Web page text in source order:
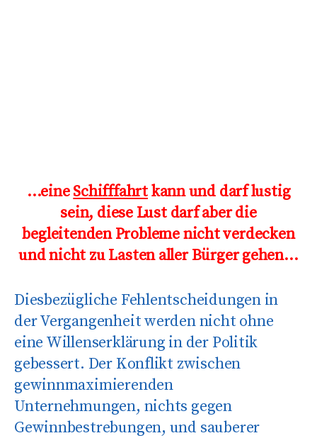
…eineSchifffahrtkann und darf lustig
sein, diese Lust darf aber die
begleitenden Probleme nicht verdecken
und nicht zu Lasten aller Bürger gehen…
Diesbezügliche Fehlentscheidungen in
der Vergangenheit werden nicht ohne
eine Willenserklärung in der Politik
gebessert. Der Konflikt zwischen
gewinnmaximierenden
Unternehmungen, nichts gegen
Gewinnbestrebungen, und sauberer